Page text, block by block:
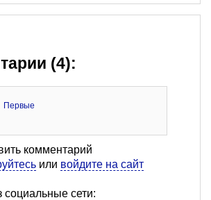
(4):
Первые
комментарий
или войдите на сайт
социальные сети: